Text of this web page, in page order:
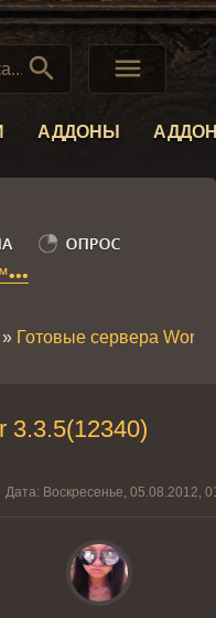
 
АДДОНЫ
» Готовые сервера World
3.3.5(12340)
Дата: Воскресенье, 05.08.2012,